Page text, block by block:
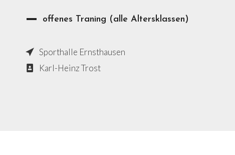
offenes Traning (alle Altersklassen)
Sporthalle Ernsthausen
Karl-Heinz Trost